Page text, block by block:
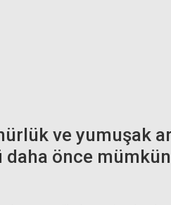
ve yumuşak
önce mümkün